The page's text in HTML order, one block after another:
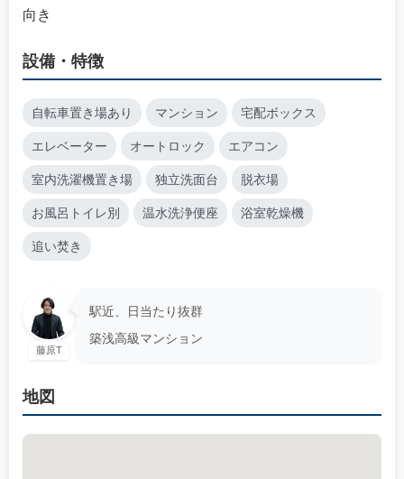
向き
設備・特徴
自転車置き場あり マンション 宅配ボックス
エレベーター オートロック エアコン
室内洗濯機置き場 独立洗面台 脱衣場
お風呂トイレ別 温水洗浄便座 浴室乾燥機
追い焚き
藤原T
駅近、日当たり抜群
築浅高級マンション
地図